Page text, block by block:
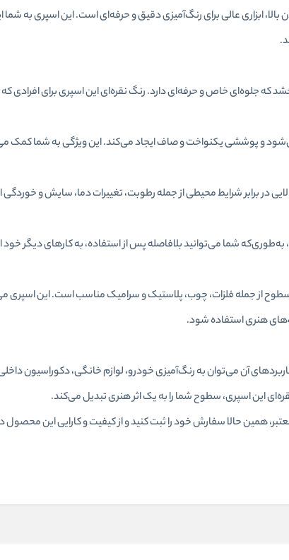
ابزاری عالی برای رنگ‌آمیزی دقیق و حرفه‌ای است. این اسپری به شما
که جلوه‌ای خاص و حرفه‌ای دارد. رنگ نقره‌ای این اسپری برای افرادی
و پوششی یکنواخت و صاف ایجاد می‌کند. این ویژگی به شما کمک
در برابر شرایط محیطی از جمله رطوبت، تغییرات دما، سایش و
شما می‌توانید بلافاصله پس از استفاده، به کارهای دیگر خود
از جمله فلزات، چوب، پلاستیک و سرامیک مناسب است. این اسپری
هنری استفاده شود.
آن می‌توان به رنگ‌آمیزی خودرو، لوازم خانگی، دکوراسیون
این اسپری، سطوح شما را به یک اثر هنری تبدیل می‌کند.
همین حالا سفارش خود را ثبت کنید و از کیفیت و کارایی این محصول